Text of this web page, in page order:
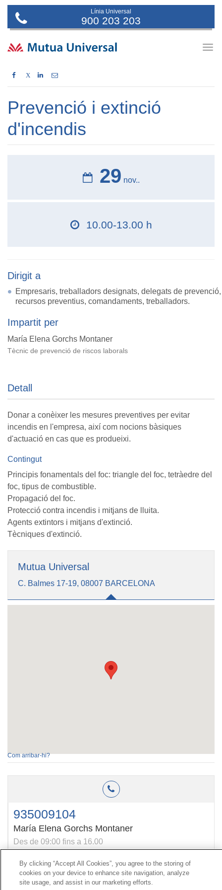
Línia Universal
900 203 203
X
Prevenció i extinció
d'incendis
29 nov..
10.00-13.00 h
Dirigit a
Empresaris, treballadors designats, delegats de prevenció,
recursos preventius, comandaments, treballadors.
Impartit per
María Elena Gorchs Montaner
Tècnic de prevenció de riscos laborals
Detall
Donar a conèixer les mesures preventives per evitar
incendis en l'empresa, així com nocions bàsiques
d'actuació en cas que es produeixi.
Contingut
Principis fonamentals del foc: triangle del foc, tetràedre del
foc, tipus de combustible.
Propagació del foc.
Protecció contra incendis i mitjans de lluita.
Agents extintors i mitjans d'extinció.
Tècniques d'extinció.
Mutua Universal
C. Balmes 17-19, 08007 BARCELONA
Com arribar-hi?
935009104
María Elena Gorchs Montaner
Des de 09:00 fins a 16.00
Contacte |Perfil del contractant|Reclamacions
By clicking “Accept All Cookies”, you agree to the storing of
cookies on your device to enhance site navigation, analyze
site usage, and assist in our marketing efforts.